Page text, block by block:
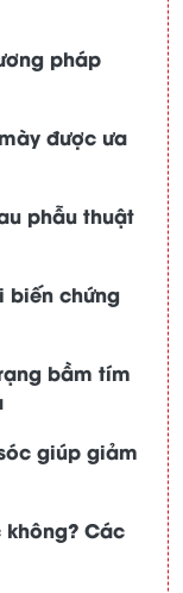
pháp
được ưa
phẫu thuật
biến chứng
bầm tím
giúp giảm
Các